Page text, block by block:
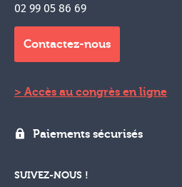
02 99 05 86 69
Contactez-nous
Accès au congrès en ligne
Paiements sécurisés
SUIVEZ-NOUS !